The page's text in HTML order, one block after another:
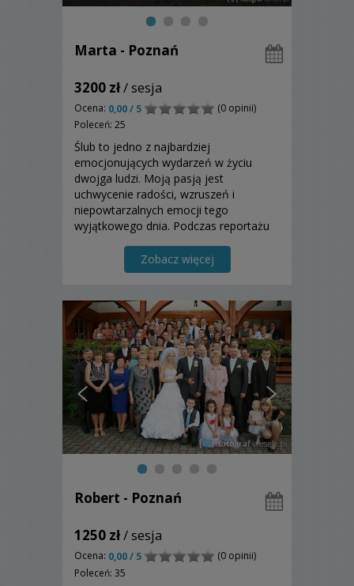
Marta - Poznań
3200 zł/ sesja
Ocena: 0,00 / 5
(0 opinii)
Poleceń: 25
Ślub to jedno z najbardziej
emocjonujących wydarzeń w życiu
dwojga ludzi. Moją pasją jest
uchwycenie radości, wzruszeń i
niepowtarzalnych emocji tego
wyjątkowego dnia. Podczas reportażu
Mieszkam w Poznaniu, fotografuję w
Polsce i zagranicą.
Zobacz więcej
Robert - Poznań
1250 zł/ sesja
Ocena: 0,00 / 5
(0 opinii)
Poleceń: 35